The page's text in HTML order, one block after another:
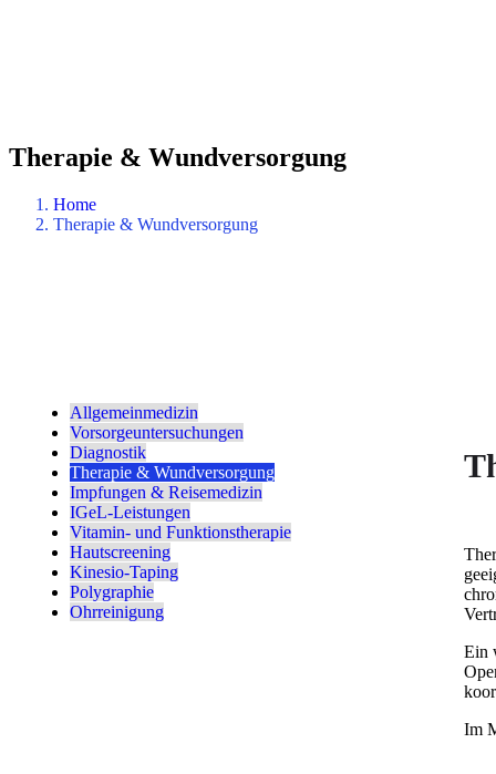
Therapie & Wundversorgung
Home
Therapie & Wundversorgung
Allgemeinmedizin
Vorsorgeuntersuchungen
Diagnostik
Therapie & Wundversorgung
Impfungen & Reisemedizin
IGeL-Leistungen
Vitamin- und Funktionstherapie
Hautscreening
Kinesio-Taping
Polygraphie
Ohrreinigung
Ein
Im